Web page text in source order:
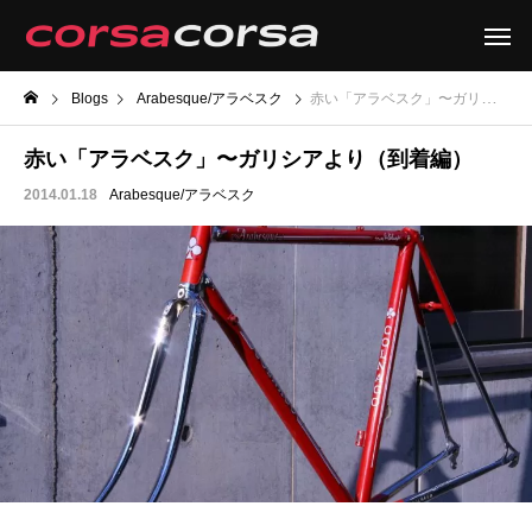
Blogs Arabesque/アラベスク 赤い「アラベスク」〜ガリシアより（到着編）
赤い「アラベスク」〜ガリシアより（到着編）
2014.01.18 Arabesque/アラベスク